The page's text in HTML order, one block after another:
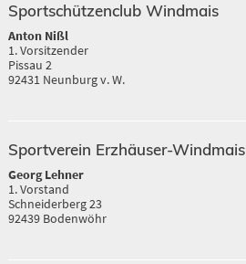
Sportschützenclub Windmais
Anton Nißl
1. Vorsitzender
Pissau 2
92431 Neunburg v. W.
Sportverein Erzhäuser-Windmais
Georg Lehner
1. Vorstand
Schneiderberg 23
92439 Bodenwöhr